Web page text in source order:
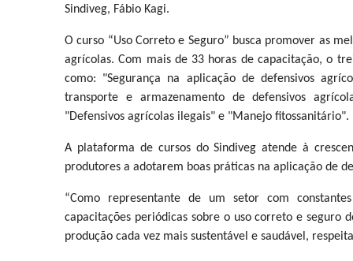
Sindiveg, Fábio Kagi.
O curso “Uso Correto e Seguro” busca promover as
agrícolas. Com mais de 33 horas de capacitação, o
como: "Segurança na aplicação de defensivos
transporte e armazenamento de defensivos
"Defensivos agrícolas ilegais" e "Manejo fitossanitário".
A plataforma de cursos do Sindiveg atende à
produtores a adotarem boas práticas na aplicação de
“Como representante de um setor com
capacitações periódicas sobre o uso correto e seguro
produção cada vez mais sustentável e saudável,